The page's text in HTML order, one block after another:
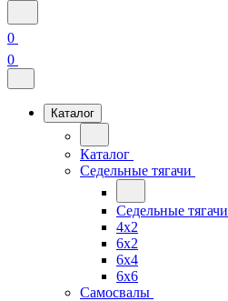
0
0
Каталог
Каталог
Седельные тягачи
Седельные тягачи
4x2
6x2
6x4
6x6
Самосвалы